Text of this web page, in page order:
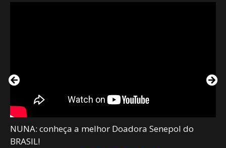
NUNA: conheça a melhor Doadora Senepol do
BRASIL!